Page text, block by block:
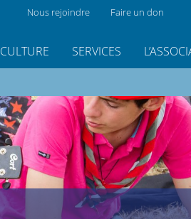
Nous rejoindre Faire un don
CULTURE SERVICES